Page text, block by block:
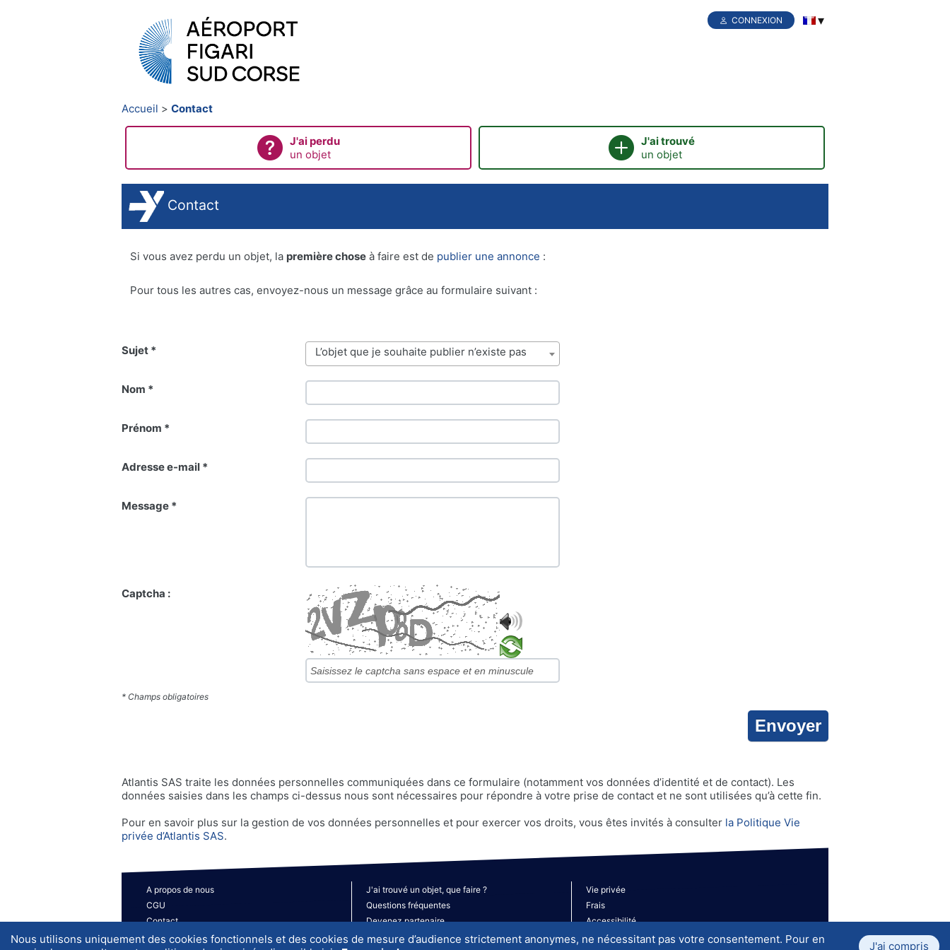
CONNEXION
Accueil Contact
J'ai perdu
un objet
J'ai trouvé
un objet
Contact
Si vous avez perdu un objet, la première chose à faire est de publier une annonce :
Pour tous les autres cas, envoyez-nous un message grâce au formulaire suivant :
Sujet * L’objet que je souhaite publier n’existe pas
Nom *
Prénom *
Adresse e-mail *
Message *
Captcha :
* Champs obligatoires
Atlantis SAS traite les données personnelles communiquées dans ce formulaire (notamment vos données d’identité et de contact). Les
données saisies dans les champs ci-dessus nous sont nécessaires pour répondre à votre prise de contact et ne sont utilisées qu’à cette fin.
Pour en savoir plus sur la gestion de vos données personnelles et pour exercer vos droits, vous êtes invités à consulter la Politique Vie
privée d’Atlantis SAS.
A propos de nous J'ai trouvé un objet, que faire ?
Vie privée
CGU
Questions fréquentes
Frais
Contact
Devenez partenaire
Accessibilité
Plan du site
Nous utilisons uniquement des cookies fonctionnels et des cookies de mesure d’audience strictement anonymes, ne nécessitant pas votre consentement. Pour en
J'ai compris